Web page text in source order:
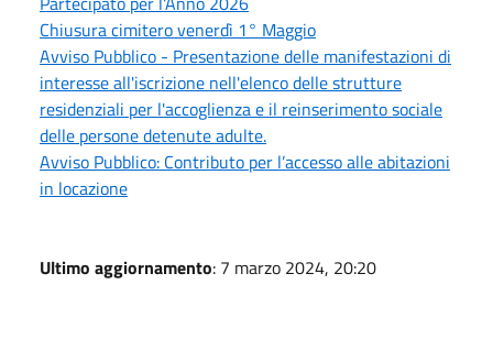
Chiusura cimitero venerdì 1° Maggio
Avviso Pubblico - Presentazione delle manifestazioni di
interesse all'iscrizione nell'elenco delle strutture
residenziali per l'accoglienza e il reinserimento sociale
delle persone detenute adulte.
Avviso Pubblico: Contributo per l’accesso alle abitazioni
in locazione
Ultimo aggiornamento: 7 marzo 2024, 20:20